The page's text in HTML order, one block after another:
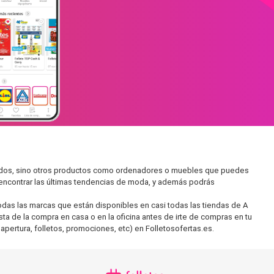
sino otros productos como ordenadores o muebles que puedes
las últimas tendencias de moda, y además podrás
las marcas que están disponibles en casi todas las tiendas de A
de la compra en casa o en la oficina antes de irte de compras en tu
folletos, promociones, etc) en Folletosofertas.es.